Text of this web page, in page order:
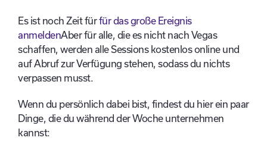
Es ist noch Zeit fürfür das große Ereignis
anmeldenAber für alle, die es nicht nach Vegas
schaffen, werden alle Sessions kostenlos online und
auf Abruf zur Verfügung stehen, sodass du nichts
verpassen musst.
Wenn du persönlich dabei bist, findest du hier ein paar
Dinge, die du während der Woche unternehmen
kannst: